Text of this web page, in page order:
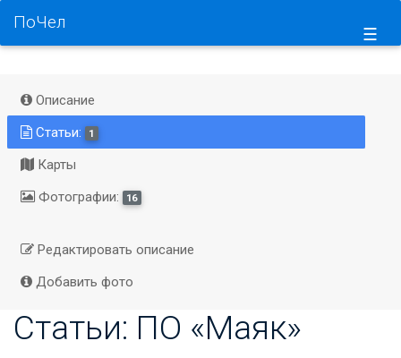
☰
ПоЧел
Описание
Статьи:
1
Карты
Фотографии:
16
Редактировать описание
Добавить фото
Статьи: ПО «Маяк»